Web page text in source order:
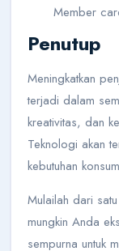
Member
Penutup
Meningkatkan
terjadi dalam
kreativitas, dan
Teknologi akan
kebutuhan
Mulailah dari
mungkin Anda
sempurna untuk